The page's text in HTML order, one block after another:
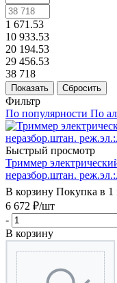
1 671.53
10 933.53
20 194.53
29 456.53
38 718
Показать Сбросить
Фильтр
По популярности По
Быстрый просмотр
Триммер
неразбор.штан.
В корзину Покупка в 1
6 672 ₽/шт
-
В корзину